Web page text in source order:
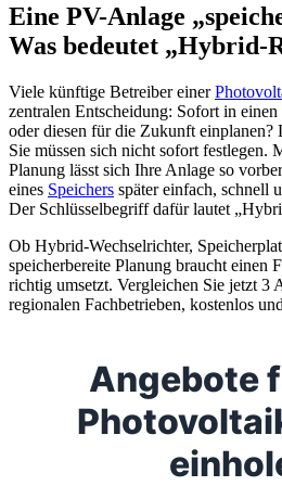
Eine PV-Anlage
Was bedeutet „Hybrid-
Viele künftige Betreiber einer
zentralen Entscheidung: Sofort in
oder diesen für die Zukunft
Sie müssen sich nicht sofort festlegen.
Planung lässt sich Ihre Anlage so
eines Speichers später einfach, schnell
Der Schlüsselbegriff dafür lautet
Ob Hybrid-Wechselrichter,
speicherbereite Planung braucht einen
richtig umsetzt. Vergleichen Sie jetzt 3
regionalen Fachbetrieben, kostenlos
Angebote